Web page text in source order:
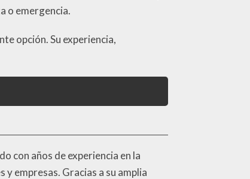
o emergencia.
opción. Su experiencia,
con años de experiencia en la
empresas. Gracias a su amplia